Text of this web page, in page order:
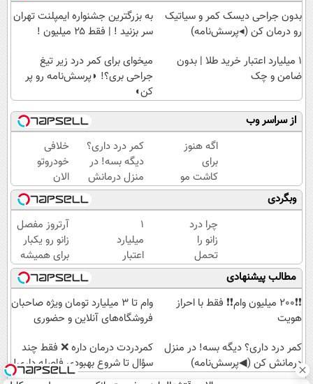
بدون جراحی دیسک کمر و سیاتیک
رو درمان کن (◂پرسش‌نامه)
به بزرگترین جشنواره ایمپلنت تهران
سر بزنید ! | فقط ۲۵ میلیون !
۱ میلیارد اعتبار خرید طلا | بدون
ضامن و چک
میخوای برای کمر درد زیر تیغ
جراحی بری؟! ◗پرسش‌نامه رو پر
کن◖
از سراسر وب
اگه هنوز
برای
کاشت مو
اقدام
نکردی
الان
وقتشه‼️‼️
کمر درد داری؟
دیگه بسه! در
منزل درمانش
کن
(◀پرسش‌نامه)
خلافی
خودروتو
الان
ببین، با
پلاک و
کد
ملی،
بدون
نیاز به
مراجعه
حضوری
وبگردی
چرا درد
زانو را
تحمل
می‌کنی؟
خیلی
ساده
کن
۱
میلیارد
اعتبار
خرید
طلا |
بدون
ضامن
آرتروز مفصل
زانو رو یکبار
برای همیشه
درمان کن!
◗پرسش‌نامه◖
مطالب پیشنهادی
❗❗200 میلیون وام❗❗ فقط با احراز
هویت
وام تا ۳ میلیارد تومان ویژه صاحبان
فروشگاه‌های آنلاین و حضوری
کمر درد داری؟ دیگه بسه! در منزل
درمانش کن (◀پرسش‌نامه)
‌کمردردت درمان داره ❌ فقط چند
سؤال تا شروع بهبودی فاصله‌ داری!